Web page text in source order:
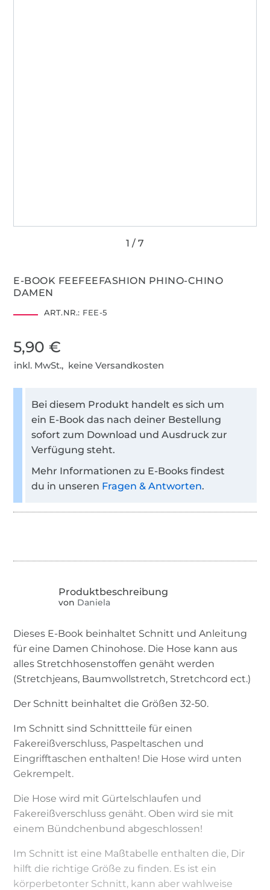
E-BOOK FEEFEEFASHION PHINO-CHINO
DAMEN
ART.NR.: FEE-5
5,90 €
inkl. MwSt., keine Versandkosten
Bei diesem Produkt handelt es sich um
ein E-Book das nach deiner Bestellung
sofort zum Download und Ausdruck zur
Verfügung steht.
Mehr Informationen zu E-Books findest
du in unseren Fragen & Antworten.
von Daniela
Dieses E-Book beinhaltet Schnitt und Anleitung
für eine Damen Chinohose. Die Hose kann aus
alles Stretchhosenstoffen genäht werden
(Stretchjeans, Baumwollstretch, Stretchcord ect.)
Der Schnitt beinhaltet die Größen 32-50.
Im Schnitt sind Schnittteile für einen
Fakereißverschluss, Paspeltaschen und
Eingrifftaschen enthalten! Die Hose wird unten
Gekrempelt.
Die Hose wird mit Gürtelschlaufen und
Fakereißverschluss genäht. Oben wird sie mit
einem Bündchenbund abgeschlossen!
Im Schnitt ist eine Maßtabelle enthalten die, Dir
hilft die richtige Größe zu finden. Es ist ein
körperbetonter Schnitt, kann aber wahlweise